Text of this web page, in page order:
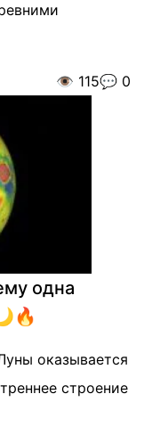
👁️ 115💬 0
одна
оказывается
строение